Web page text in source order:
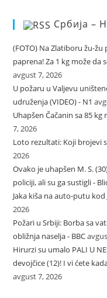
Србија –
(FOTO) Na Zlatiboru žu-
paprena! Za 1 kg može da
avgust 7, 2026
U požaru u Valjevu
udruženja (VIDEO) - N1
Uhapšen Čačanin sa 85
7, 2026
Loto rezultati: Koji brojevi
2026
Ovako je uhapšen M. S.
policiji, ali su ga sustigli -
Jaka kiša na auto-putu
2026
Požari u Srbiji: Borba sa
obližnja naselja - BBC
Hirurzi su umalo PALI U
devojčice (12)! I vi ćete
avgust 7, 2026